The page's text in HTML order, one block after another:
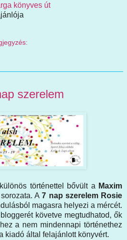
könyves út
szerelem
történettel bővült a Maxim
A7 nap szerelem Rosie
magasra helyezi a mércét.
követve megtudhatod, ők
a nem mindennapi történethez
kiadó által felajánlott könyvért.